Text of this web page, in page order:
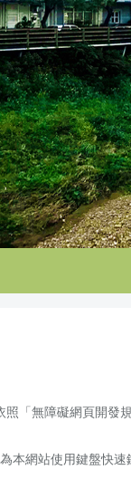
「無障礙網頁開
本網站使用鍵盤快